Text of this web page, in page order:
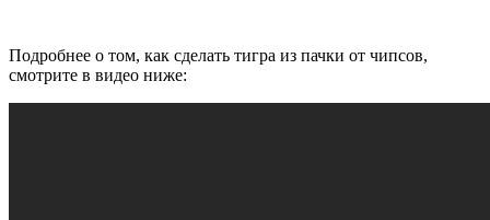
Подробнее о том, как сделать тигра из пачки от чипсов,
смотрите в видео ниже: